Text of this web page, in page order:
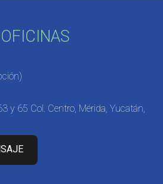
y 65 Col. Centro, Mérida, Yucatán,